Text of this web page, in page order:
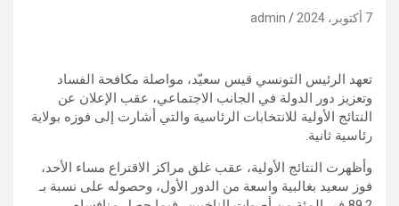
7 أكتوبر، 2024 admin
تعهد الرئيس التونسي قيس سعيّد، مواصلة مكافحة الفساد
وتعزيز دور الدولة في الجانب الاجتماعي، عقب الإعلان عن
النتائج الأولية للانتخابات الرئاسية والتي أشارت إلى فوزه بولاية
رئاسية ثانية.
وأظهرت النتائج الأولية، عقب غلق مراكز الاقتراع مساء الأحد،
فوز سعيد بغالبية واسعة من الدور الأول، وحصوله على نسبة بـ